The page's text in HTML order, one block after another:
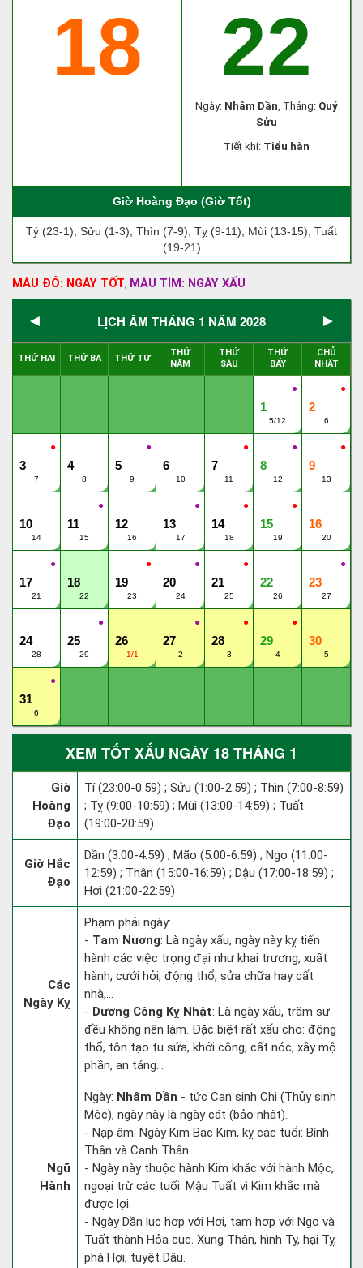
18 22
Ngày: Nhâm Dần, Tháng: Quý
Sửu
Tiết khí: Tiểu hàn
Giờ Hoàng Đạo (Giờ Tốt)
Tý (23-1), Sửu (1-3), Thìn (7-9), Tỵ (9-11), Mùi (13-15), Tuất
(19-21)
MÀU ĐỎ: NGÀY TỐT, MÀU TÍM: NGÀY XẤU
◄ LỊCH ÂM THÁNG 1 NĂM 2028 ►
THỨ HAI THỨ BA THỨ TƯ
THỨ
NĂM
THỨ
SÁU
THỨ
BẨY
CHỦ
NHẬT
●
1
5/12
●
2
6
●
3
7
4
8
●
5
9
6
10
●
7
11
●
8
12
●
9
13
10
14
●
11
15
12
16
●
13
17
●
14
18
●
15
19
16
20
●
17
21
18
22
●
19
23
●
20
24
●
21
25
22
26
●
23
27
24
28
●
25
29
26
1/1
●
27
2
●
28
3
●
29
4
30
5
●
31
6
XEM TỐT XẤU NGÀY 18 THÁNG 1
Giờ
Hoàng
Đạo
Tí (23:00-0:59) ; Sửu (1:00-2:59) ; Thìn (7:00-8:59)
; Tỵ (9:00-10:59) ; Mùi (13:00-14:59) ; Tuất
(19:00-20:59)
Giờ Hắc
Đạo
Dần (3:00-4:59) ; Mão (5:00-6:59) ; Ngọ (11:00-
12:59) ; Thân (15:00-16:59) ; Dậu (17:00-18:59) ;
Hợi (21:00-22:59)
Các
Ngày Kỵ
Phạm phải ngày:
- Tam Nương: Là ngày xấu, ngày này kỵ tiến
hành các việc trọng đại như khai trương, xuất
hành, cưới hỏi, động thổ, sửa chữa hay cất
nhà,...
- Dương Công Kỵ Nhật: Là ngày xấu, trăm sự
đều không nên làm. Đặc biệt rất xấu cho: động
thổ, tôn tạo tu sửa, khởi công, cất nóc, xây mộ
phần, an táng...
Ngũ
Hành
Ngày: Nhâm Dần - tức Can sinh Chi (Thủy sinh
Mộc), ngày này là ngày cát (bảo nhật).
- Nạp âm: Ngày Kim Bạc Kim, kỵ các tuổi: Bính
Thân và Canh Thân.
- Ngày này thuộc hành Kim khắc với hành Mộc,
ngoại trừ các tuổi: Mậu Tuất vì Kim khắc mà
được lợi.
- Ngày Dần lục hợp với Hợi, tam hợp với Ngọ và
Tuất thành Hỏa cục. Xung Thân, hình Tỵ, hại Tỵ,
phá Hợi, tuyệt Dậu.